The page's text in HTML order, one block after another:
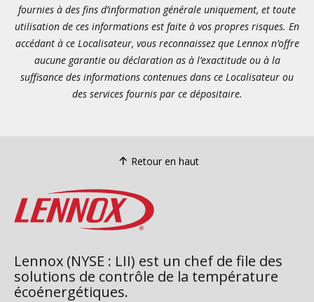
fournies à des fins d’information générale uniquement, et toute
utilisation de ces informations est faite à vos propres risques. En
accédant à ce Localisateur, vous reconnaissez que Lennox n’offre
aucune garantie ou déclaration as à l’exactitude ou à la
suffisance des informations contenues dans ce Localisateur ou
des services fournis par ce dépositaire.
Retour en haut
Lennox (NYSE : LII) est un chef de file des
solutions de contrôle de la température
écoénergétiques.